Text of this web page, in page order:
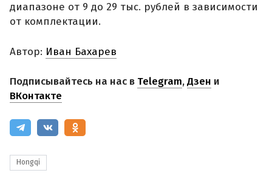
диапазоне от 9 до 29 тыс. рублей в зависимости
от комплектации.
Автор: Иван Бахарев
Подписывайтесь на нас в Telegram,Дзен и
ВКонтакте
Hongqi